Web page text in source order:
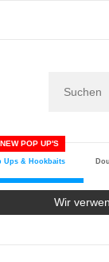
Ups & Hookbaits
NEW POP UP'S
Wir